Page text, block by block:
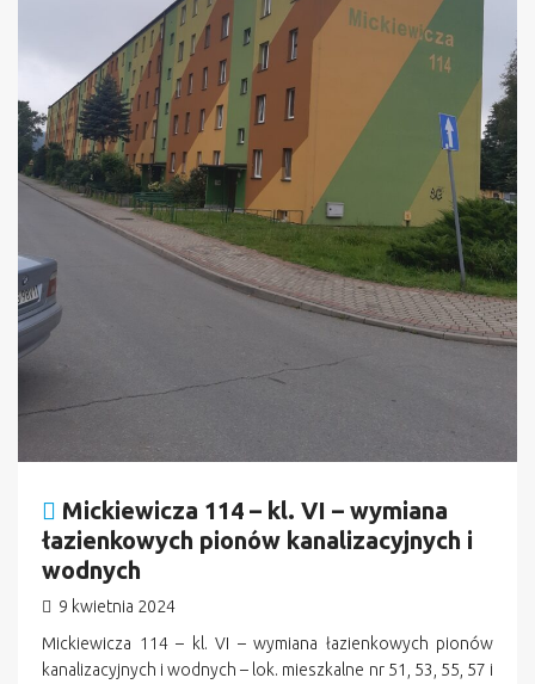
Mickiewicza 114 – kl. VI – wymiana
łazienkowych pionów kanalizacyjnych i
wodnych
9 kwietnia 2024
Mickiewicza 114 – kl. VI – wymiana łazienkowych pionów
kanalizacyjnych i wodnych – lok. mieszkalne nr 51, 53, 55, 57 i